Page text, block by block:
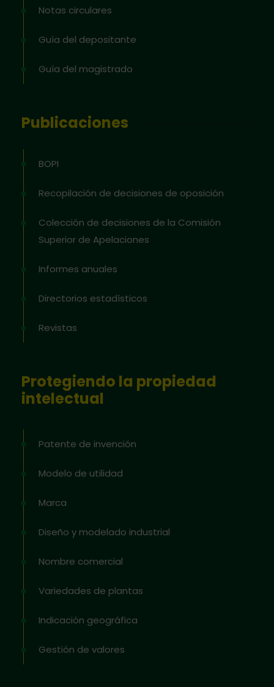
Notas circulares
Guía del depositante
Guía del magistrado
Publicaciones
BOPI
Recopilación de decisiones de oposición
Colección de decisiones de la Comisión
Superior de Apelaciones
Informes anuales
Directorios estadísticos
Revistas
Protegiendo la propiedad
intelectual
Patente de invención
Modelo de utilidad
Marca
Diseño y modelado industrial
Nombre comercial
Variedades de plantas
Indicación geográfica
Gestión de valores